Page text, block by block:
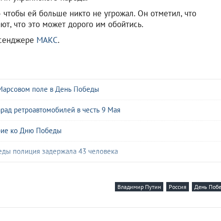
ей больше никто не угрожал. Он отметил, что
что это может дорого им обойтись.
МАКС.
поле в День Победы
ретроавтомобилей в честь 9 Мая
ко Дню Победы
полиция задержала 43 человека
Владимир Путин Россия День